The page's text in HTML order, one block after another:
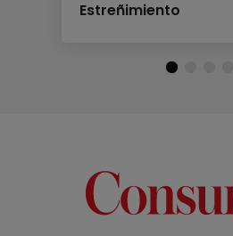
Estreñimiento